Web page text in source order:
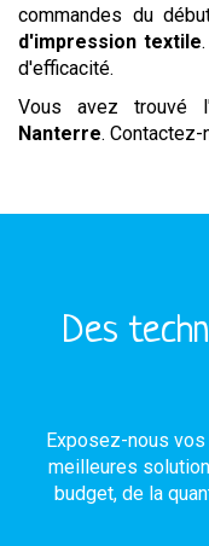
commandes du
d'impression textile
d'efficacité.
Vous avez trouvé
Nanterre. Contactez-
Des
Exposez-nous
meilleures
budget, de la